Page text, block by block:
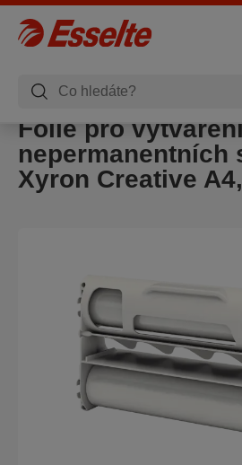
Fólie pro vytváření
nepermanentních
Xyron Creative